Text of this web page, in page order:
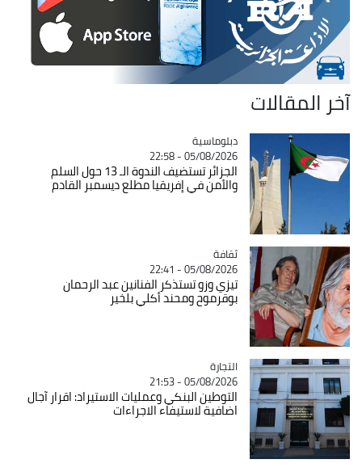
آخر المقالات
Catégorie
دبلوماسية
05/08/2026 - 22:58
الجزائر تستضيف الندوة الـ 13 حول السلم
والأمن في إفريقيا مطلع ديسمبر القادم
Catégorie
ثقافة
05/08/2026 - 22:41
تيزي وزو تستذكر الفنانين عبد الرحمان
بوقرموح ومحند أكلي بلخير
Catégorie
التجارة
05/08/2026 - 21:53
التوطين البنكي وعمليات الاستيراد: اقرار آجال
اضافية لاستيفاء الاجراءات